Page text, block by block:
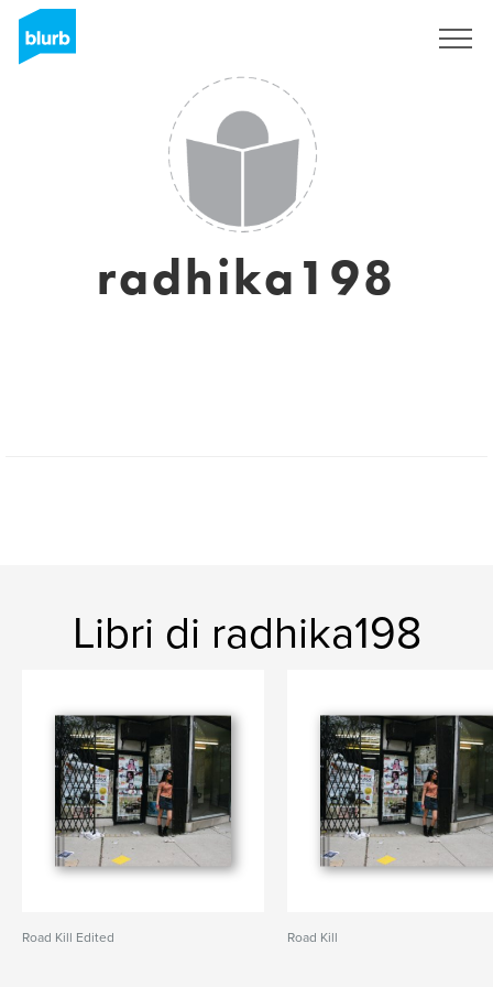
radhika198
Libri di radhika198
Road Kill Edited Road Kill